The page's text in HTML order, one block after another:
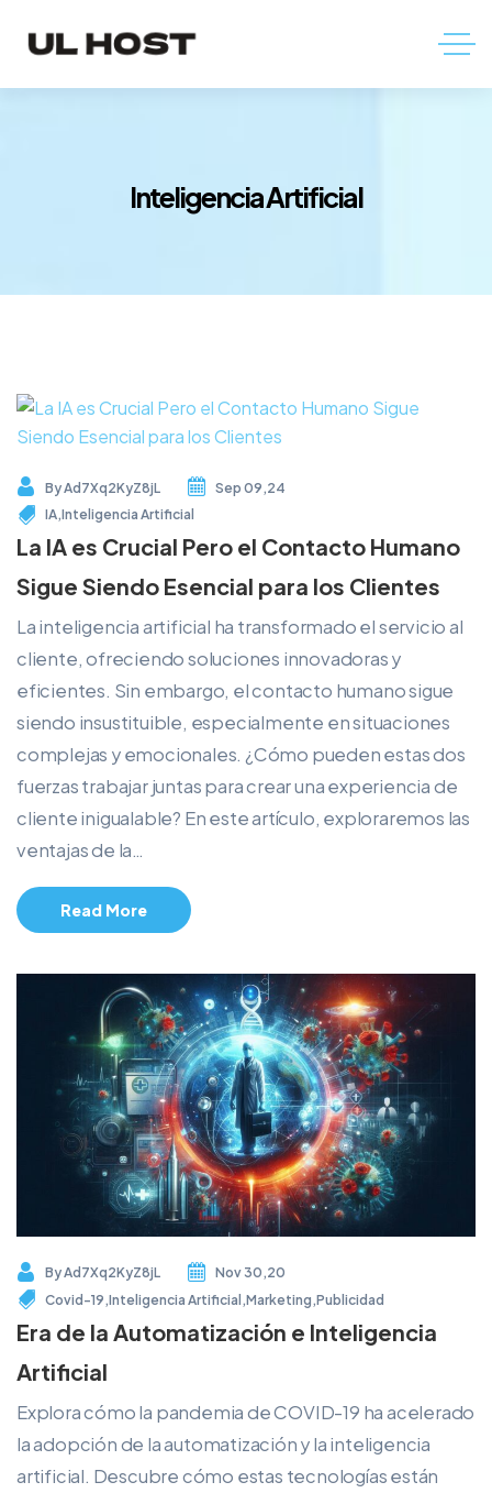
Inteligencia Artificial
ByAd7Xq2KyZ8jL
Sep 09,24
IA,Inteligencia Artificial
La IA es Crucial Pero el Contacto Humano
Sigue Siendo Esencial para los Clientes
La inteligencia artificial ha transformado el servicio al
cliente, ofreciendo soluciones innovadoras y
eficientes. Sin embargo, el contacto humano sigue
siendo insustituible, especialmente en situaciones
complejas y emocionales. ¿Cómo pueden estas dos
fuerzas trabajar juntas para crear una experiencia de
cliente inigualable? En este artículo, exploraremos las
ventajas de la…
Read More
ByAd7Xq2KyZ8jL
Nov 30,20
Covid-19 ,Inteligencia Artificial ,Marketing ,Publicidad
Era de la Automatización e Inteligencia
Artificial
Explora cómo la pandemia de COVID-19 ha acelerado
la adopción de la automatización y la inteligencia
artificial. Descubre cómo estas tecnologías están